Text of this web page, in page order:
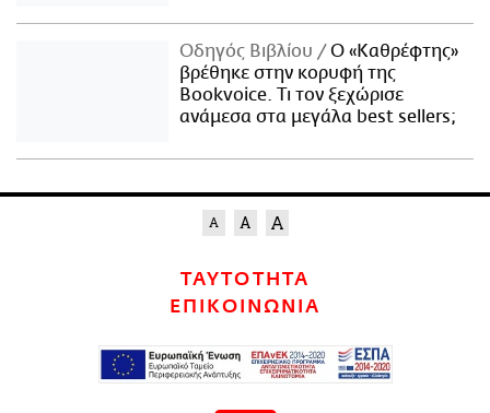
Οδηγός Βιβλίου
Ο «Καθρέφτης»
βρέθηκε στην κορυφή της
Bookvoice. Τι τον ξεχώρισε
ανάμεσα στα μεγάλα best sellers;
ΤΑΥΤΟΤΗΤΑ
ΕΠΙΚΟΙΝΩΝΙΑ